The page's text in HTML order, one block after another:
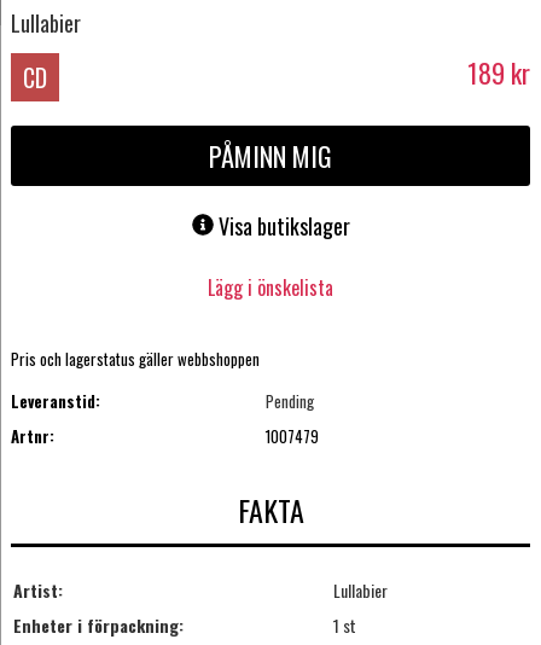
Lullabier
CD 189 kr
PÅMINN MIG
Visa butikslager
Lägg i önskelista
Pris och lagerstatus gäller webbshoppen
Leveranstid:
Pending
Artnr:
1007479
FAKTA
Artist:
Lullabier
Enheter i förpackning:
1 st